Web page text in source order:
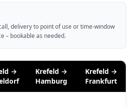
delivery to point of use or time-window
– bookable as needed.
→
Krefeld →
Hamburg
Krefeld →
Frankfurt